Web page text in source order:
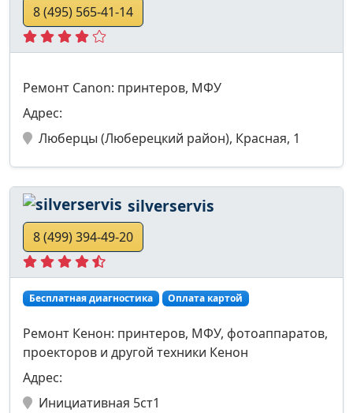
8 (495) 565-41-14
Ремонт Canon: принтеров, МФУ
Адрес:
Люберцы (Люберецкий район), Красная, 1
silverservis
8 (499) 394-49-20
Бесплатная диагностика Оплата картой
Ремонт Кенон: принтеров, МФУ, фотоаппаратов,
проекторов и другой техники Кенон
Адрес:
Инициативная 5ст1